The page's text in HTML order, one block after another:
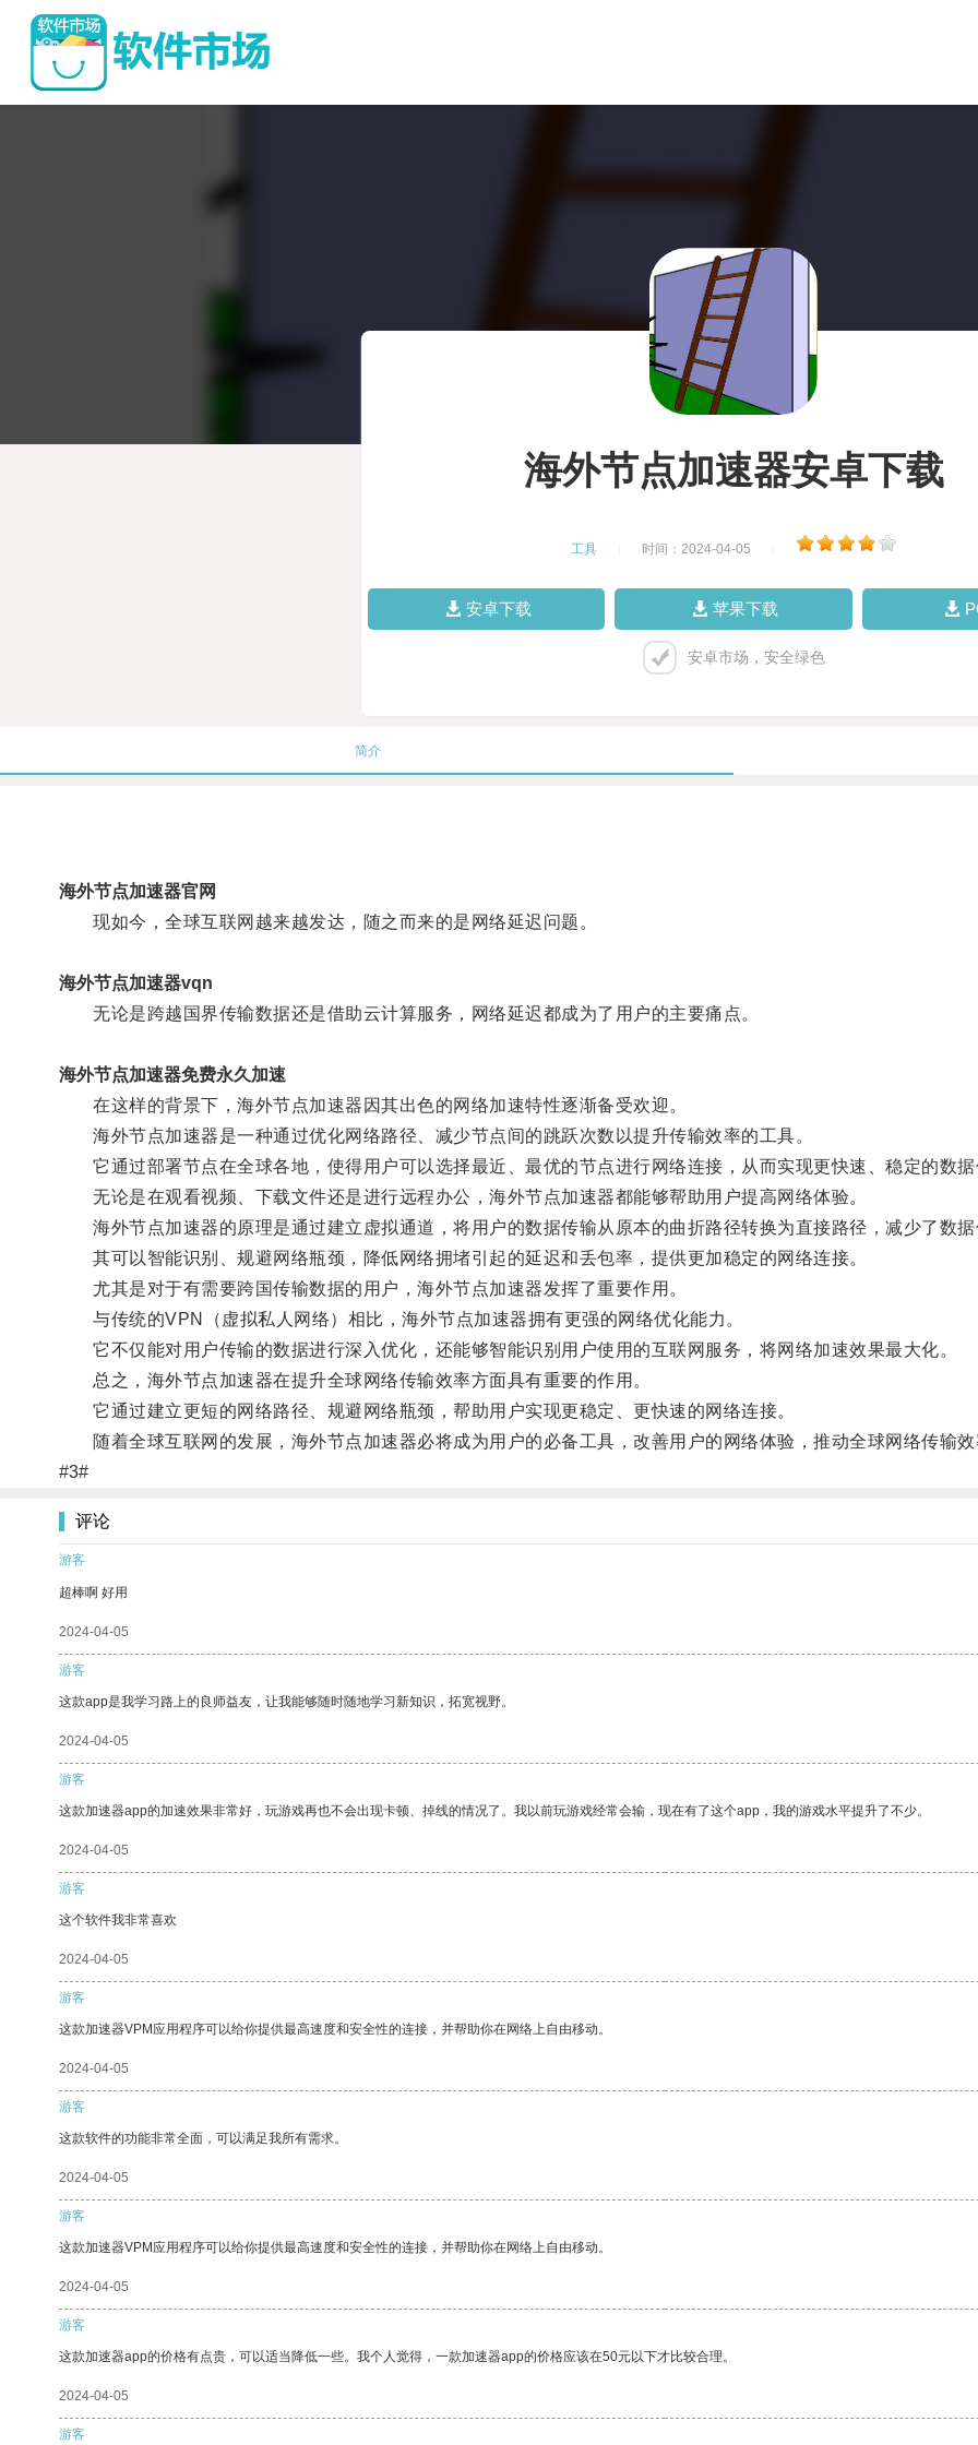
海外节点加速器安卓下载
工具 时间：2024-04-05
安卓下载 苹果下载
安卓市场，安全绿色
简介
海外节点加速器官网
现如今，全球互联网越来越发达，随之而来的是网络延迟问题。
海外节点加速器vqn
无论是跨越国界传输数据还是借助云计算服务，网络延迟都成为了用户的主要痛点。
海外节点加速器免费永久加速
在这样的背景下，海外节点加速器因其出色的网络加速特性逐渐备受欢迎。
海外节点加速器是一种通过优化网络路径、减少节点间的跳跃次数以提升传输效率的工具。
它通过部署节点在全球各地，使得用户可以选择最近、最优的节点进行网络连接，从而实现更快速、稳定的数据
无论是在观看视频、下载文件还是进行远程办公，海外节点加速器都能够帮助用户提高网络体验。
海外节点加速器的原理是通过建立虚拟通道，将用户的数据传输从原本的曲折路径转换为直接路径，减少了数据
其可以智能识别、规避网络瓶颈，降低网络拥堵引起的延迟和丢包率，提供更加稳定的网络连接。
尤其是对于有需要跨国传输数据的用户，海外节点加速器发挥了重要作用。
与传统的VPN（虚拟私人网络）相比，海外节点加速器拥有更强的网络优化能力。
它不仅能对用户传输的数据进行深入优化，还能够智能识别用户使用的互联网服务，将网络加速效果最大化。
总之，海外节点加速器在提升全球网络传输效率方面具有重要的作用。
它通过建立更短的网络路径、规避网络瓶颈，帮助用户实现更稳定、更快速的网络连接。
随着全球互联网的发展，海外节点加速器必将成为用户的必备工具，改善用户的网络体验，推动全球网络传输效
#3#
评论
游客
超棒啊 好用
2024-04-05
游客
这款app是我学习路上的良师益友，让我能够随时随地学习新知识，拓宽视野。
2024-04-05
游客
这款加速器app的加速效果非常好，玩游戏再也不会出现卡顿、掉线的情况了。我以前玩游戏经常会输，现在有了这个app，我的游戏水平提升了不少。
2024-04-05
游客
这个软件我非常喜欢
2024-04-05
游客
这款加速器VPM应用程序可以给你提供最高速度和安全性的连接，并帮助你在网络上自由移动。
2024-04-05
游客
这款软件的功能非常全面，可以满足我所有需求。
2024-04-05
游客
这款加速器VPM应用程序可以给你提供最高速度和安全性的连接，并帮助你在网络上自由移动。
2024-04-05
游客
这款加速器app的价格有点贵，可以适当降低一些。我个人觉得，一款加速器app的价格应该在50元以下才比较合理。
2024-04-05
游客